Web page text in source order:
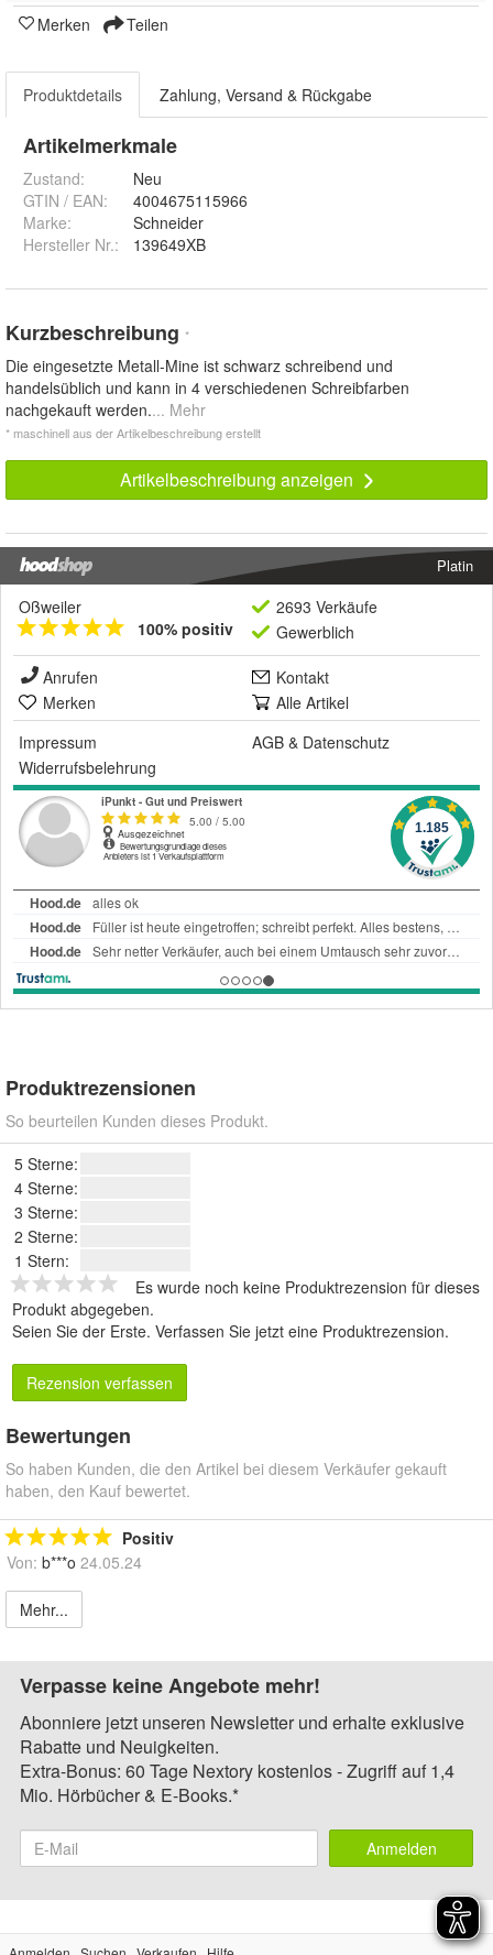
Merken Teilen
Produktdetails Zahlung, Versand & Rückgabe
Artikelmerkmale
Zustand:
Neu
GTIN / EAN:
4004675115966
Marke:
Schneider
Hersteller Nr.:
139649XB
Kurzbeschreibung *
Die eingesetzte Metall-Mine ist schwarz schreibend und
handelsüblich und kann in 4 verschiedenen Schreibfarben
nachgekauft werden.... Mehr
* maschinell aus der Artikelbeschreibung erstellt
Artikelbeschreibung anzeigen
Platin
Oßweiler
100% positiv
2693 Verkäufe
Gewerblich
Anrufen
Kontakt
Merken
Alle Artikel
Impressum
AGB & Datenschutz
Widerrufsbelehrung
Produktrezensionen
So beurteilen Kunden dieses Produkt.
5 Sterne:
4 Sterne:
3 Sterne:
2 Sterne:
1 Stern:
Es wurde noch keine Produktrezension für dieses
Produkt abgegeben.
Seien Sie der Erste. Verfassen Sie jetzt eine Produktrezension.
Rezension verfassen
Bewertungen
So haben Kunden, die den Artikel bei diesem Verkäufer gekauft
haben, den Kauf bewertet.
Positiv
Von: b***o 24.05.24
Mehr...
Verpasse keine Angebote mehr!
Abonniere jetzt unseren Newsletter und erhalte exklusive
Rabatte und Neuigkeiten.
Extra-Bonus: 60 Tage Nextory kostenlos - Zugriff auf 1,4
Mio. Hörbücher & E-Books.*
Anmelden